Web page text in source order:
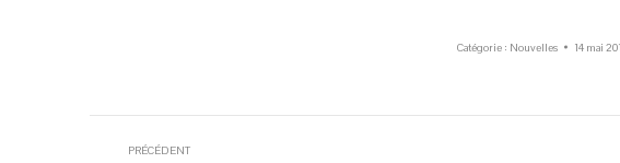
Catégorie : Nouvelles 14 mai
Navigation
PRÉCÉDENT